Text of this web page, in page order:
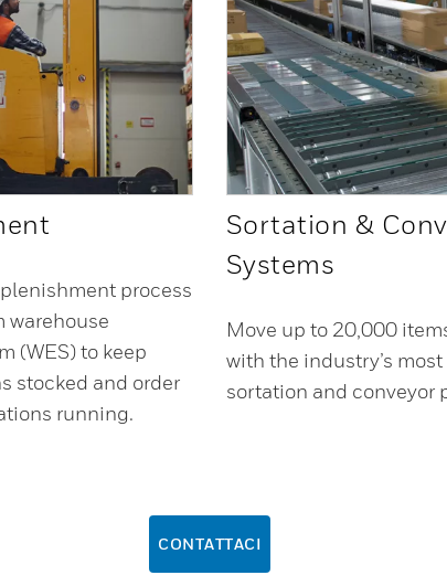
process
warehouse
(WES) to keep
stocked and order
running.
Sortation &
Systems
Move up to 20,000
with the industry’s
sortation and conveyor
CONTATTACI